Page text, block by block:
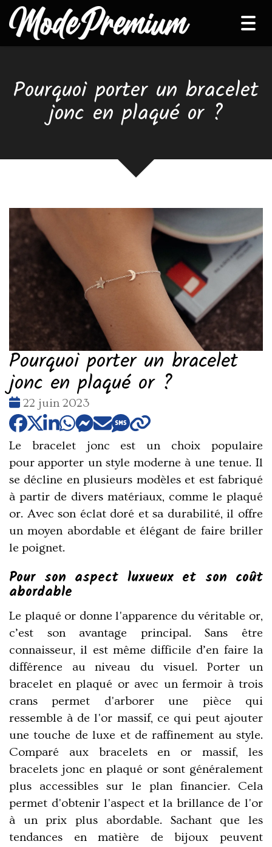
Pourquoi porter un bracelet
jonc en plaqué or ?
Pourquoi porter un bracelet
jonc en plaqué or ?
Date
:
22 juin 2023
Le bracelet jonc est un choix populaire
pour apporter un style moderne à une tenue. Il
se décline en plusieurs modèles et est fabriqué
à partir de divers matériaux, comme le plaqué
or. Avec son éclat doré et sa durabilité, il offre
un moyen abordable et élégant de faire briller
le poignet.
Pour son aspect luxueux et son coût
abordable
Le plaqué or donne l'apparence du véritable or,
c’est son avantage principal. Sans être
connaisseur, il est même difficile d’en faire la
différence au niveau du visuel. Porter un
bracelet en plaqué or avec unfermoir à trois
crans permet d'arborer une pièce qui
ressemble à de l'or massif, ce qui peut ajouter
une touche de luxe et de raffinement au style.
Comparé aux bracelets en or massif, les
bracelets jonc en plaqué or sont généralement
plus accessibles sur le plan financier. Cela
permet d'obtenir l'aspect et la brillance de l'or
à un prix plus abordable. Sachant que les
tendances en matière de bijoux peuvent